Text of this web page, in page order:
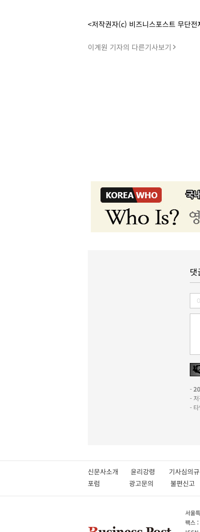
<저작권자(c) 비즈니스포스트 무단
이계원 기자의 다른기사보기
댓
-
-
-
신문사소개 윤리강령 기사심
포럼
광고문의 불편신
서울
팩스